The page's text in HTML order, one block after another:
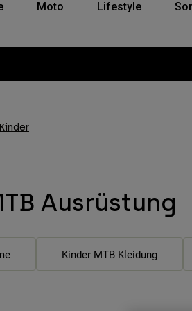
Moto Lifestyle
Kinder
Ausrüstung
Kinder MTB Kleidung